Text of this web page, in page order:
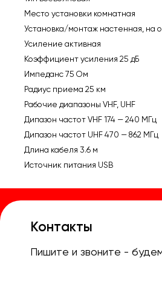
Место установки комнатная
Установка/монтаж настенная, на
Усиление активная
Коэффициент усиления 25 дБ
Импеданс 75 Ом
Радиус приема 25 км
Рабочие диапазоны VHF, UHF
Дипазон частот VHF 174 — 240 МГц
Дипазон частот UHF 470 — 862 МГц
Длина кабеля 3.6 м
Источник питания USB
Контакты
Пишите и звоните -